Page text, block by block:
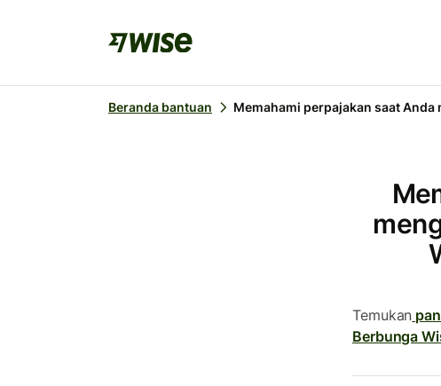
Beranda bantuan Memahami perpajakan saat Anda
Temukan
Berbunga